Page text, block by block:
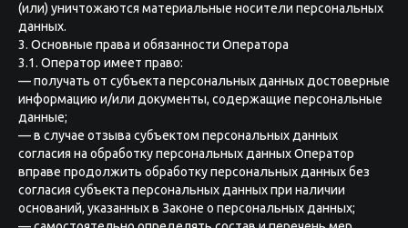
(или) уничтожаются материальные носители персональных
данных.
3. Основные права и обязанности Оператора
3.1. Оператор имеет право:
— получать от субъекта персональных данных достоверные
информацию и/или документы, содержащие персональные
данные;
— в случае отзыва субъектом персональных данных
согласия на обработку персональных данных Оператор
вправе продолжить обработку персональных данных без
согласия субъекта персональных данных при наличии
оснований, указанных в Законе о персональных данных;